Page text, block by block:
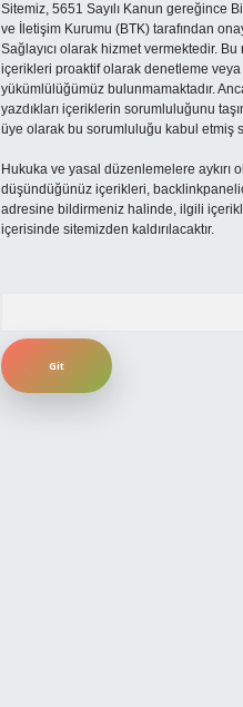
Sitemiz, 5651 Sayılı Kanun gereğince
ve İletişim Kurumu (BTK) tarafından
Sağlayıcı olarak hizmet vermektedir.
içerikleri proaktif olarak denetleme veya
yükümlülüğümüz bulunmamaktadır.
yazdıkları içeriklerin sorumluluğunu
üye olarak bu sorumluluğu kabul etmiş
Hukuka ve yasal düzenlemelere aykırı
düşündüğünüz içerikleri,
adresine bildirmeniz halinde, ilgili
içerisinde sitemizden kaldırılacaktır.